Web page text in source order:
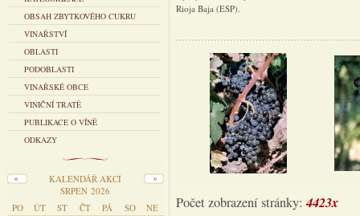
OBSAH ZBYTKOVÉHO CUKRU
VINAŘSTVÍ
OBLASTI
PODOBLASTI
VINAŘSKÉ OBCE
VINIČNÍ TRATĚ
PUBLIKACE O VÍNĚ
ODKAZY
KALENDÁŘ AKCÍ
SRPEN 2026
PO
ÚT ST ČT PÁ SO NE
Rioja Baja (ESP).
Počet zobrazení stránky:4423x